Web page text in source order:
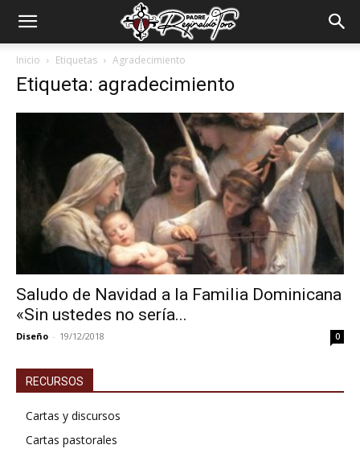
Padre
Reginaldo
Toro
Inicio Etiquetas Agradecimiento
Etiqueta: agradecimiento
Saludo de Navidad a la Familia Dominicana
«Sin ustedes no sería...
Diseño - 19/12/2018 0
RECURSOS
Cartas y discursos
Cartas pastorales